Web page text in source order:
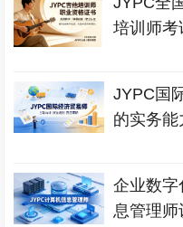
培训师考
JYPC国
的实务能
企业数
息管理师